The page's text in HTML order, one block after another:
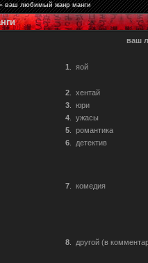
» ваш любимый жанр манги
ваш
1 яой
2
хентай
3
юри
4
ужасы
5
романтика
6
детектив
7 комедия
8 другой (в